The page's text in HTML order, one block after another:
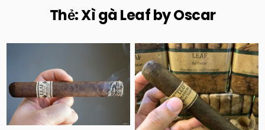
Thẻ:Xì gà Leaf by Oscar
Posted
in
Posted
in